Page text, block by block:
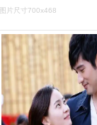
图片尺寸700x468